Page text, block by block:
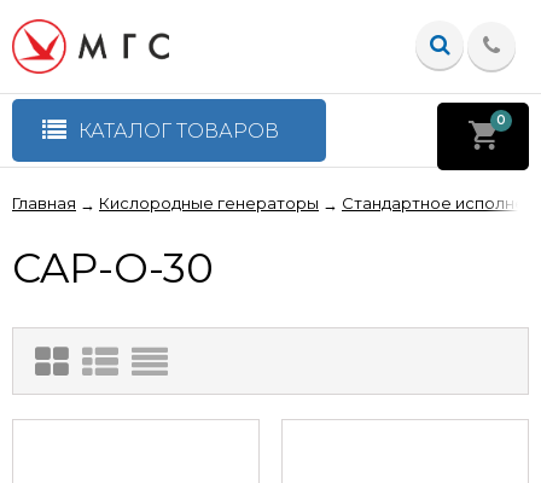
КАТАЛОГ ТОВАРОВ 0
Главная → Кислородные генераторы → Стандартное
CAP-O-30